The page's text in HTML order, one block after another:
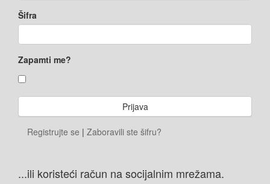
Šifra
Zapamti me?
Registrujte se | Zaboravili ste šifru?
...ili koristeći račun na socijalnim mrežama.